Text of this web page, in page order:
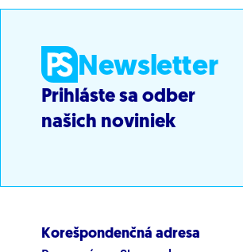
Newsletter
Prihláste sa odber
našich noviniek
Korešpondenčná adresa